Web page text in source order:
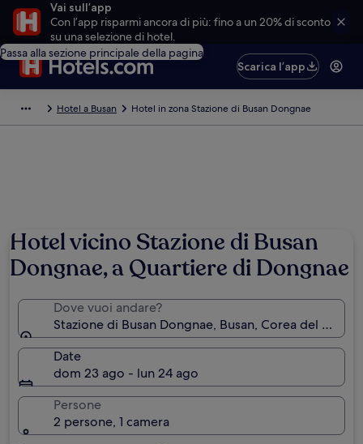
Vai sull’app
Con l’app risparmi ancora di più: fino a un 20% di sconto
su una selezione di hotel.
Passa alla sezione principale della pagina
Scarica l’app
Hotel a Busan Hotel in zona Stazione di Busan Dongnae
Hotel vicino Stazione di Busan
Dongnae, a Quartiere di Dongnae
Dove vuoi andare?
Stazione di Busan Dongnae, Busan, Corea del Sud
Date
dom 23 ago - lun 24 ago
Persone
2 persone, 1 camera